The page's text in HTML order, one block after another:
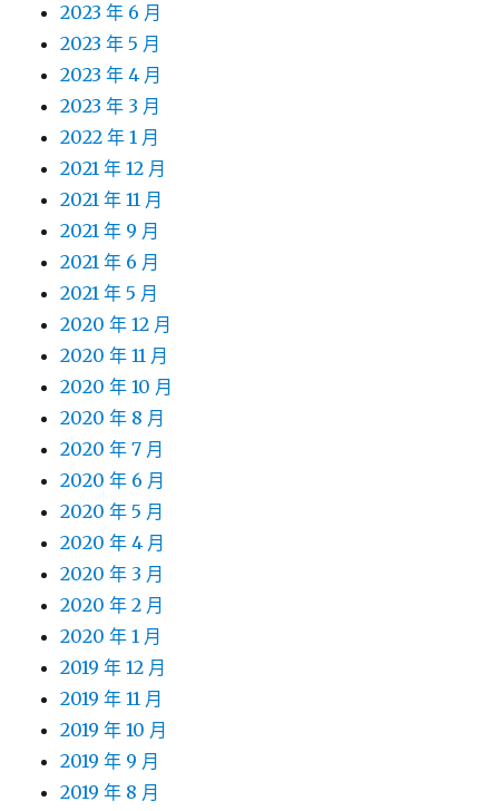
2023 年 6 月
2023 年 5 月
2023 年 4 月
2023 年 3 月
2022 年 1 月
2021 年 12 月
2021 年 11 月
2021 年 9 月
2021 年 6 月
2021 年 5 月
2020 年 12 月
2020 年 11 月
2020 年 10 月
2020 年 8 月
2020 年 7 月
2020 年 6 月
2020 年 5 月
2020 年 4 月
2020 年 3 月
2020 年 2 月
2020 年 1 月
2019 年 12 月
2019 年 11 月
2019 年 10 月
2019 年 9 月
2019 年 8 月